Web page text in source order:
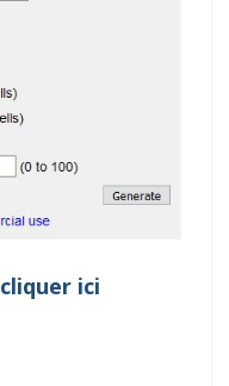
cliquer ici